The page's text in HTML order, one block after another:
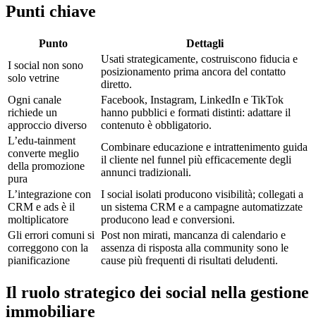
Punti chiave
Punto
Dettagli
I social non sono
solo vetrine
Usati strategicamente, costruiscono fiducia e
posizionamento prima ancora del contatto
diretto.
Ogni canale
richiede un
approccio diverso
Facebook, Instagram, LinkedIn e TikTok
hanno pubblici e formati distinti: adattare il
contenuto è obbligatorio.
L’edu-tainment
converte meglio
della promozione
pura
Combinare educazione e intrattenimento guida
il cliente nel funnel più efficacemente degli
annunci tradizionali.
L’integrazione con
CRM e ads è il
moltiplicatore
I social isolati producono visibilità; collegati a
un sistema CRM e a campagne automatizzate
producono lead e conversioni.
Gli errori comuni si
correggono con la
pianificazione
Post non mirati, mancanza di calendario e
assenza di risposta alla community sono le
cause più frequenti di risultati deludenti.
Il ruolo strategico dei social nella gestione
immobiliare